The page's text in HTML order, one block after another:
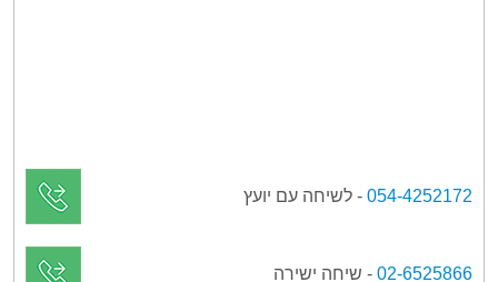
054-4252172 - לשיחה עם יועץ
02-6525866 - שיחה ישירה